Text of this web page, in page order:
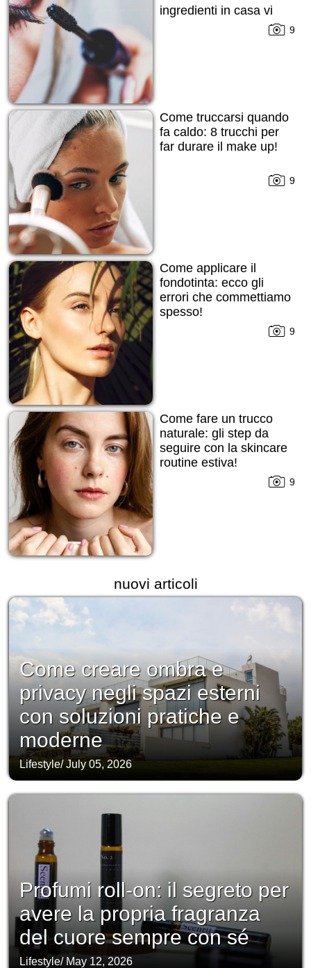
ingredienti in casa vi
9
Come truccarsi quando
fa caldo: 8 trucchi per
far durare il make up!
9
Come applicare il
fondotinta: ecco gli
errori che commettiamo
spesso!
9
Come fare un trucco
naturale: gli step da
seguire con la skincare
routine estiva!
9
nuovi articoli
Come creare ombra e
privacy negli spazi esterni
con soluzioni pratiche e
moderne
Lifestyle/July 05, 2026
Profumi roll-on: il segreto per
avere la propria fragranza
del cuore sempre con sé
Lifestyle/ May 12, 2026